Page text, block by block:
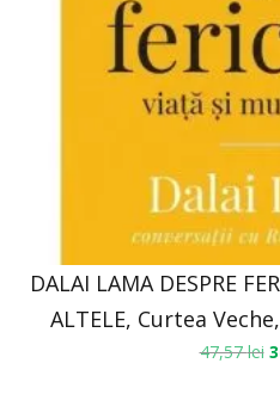
DALAI LAMA DESPRE
ALTELE, Curtea
47,57lei